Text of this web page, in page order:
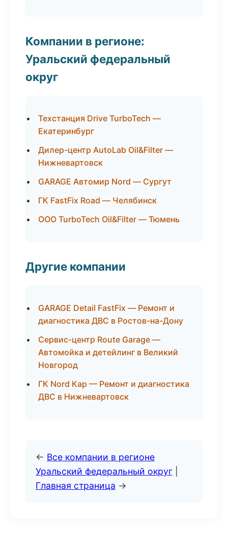
Компании в регионе:
Уральский федеральный
округ
Техстанция Drive TurboTech —
Екатеринбург
Дилер-центр AutoLab Oil&Filter —
Нижневартовск
GARAGE Автомир Nord — Сургут
ГК FastFix Road — Челябинск
ООО TurboTech Oil&Filter — Тюмень
Другие компании
GARAGE Detail FastFix — Ремонт и
диагностика ДВС в Ростов-на-Дону
Сервис-центр Route Garage —
Автомойка и детейлинг в Великий
Новгород
ГК Nord Кар — Ремонт и диагностика
ДВС в Нижневартовск
← Все компании в регионе
Уральский федеральный округ
Главная страница →